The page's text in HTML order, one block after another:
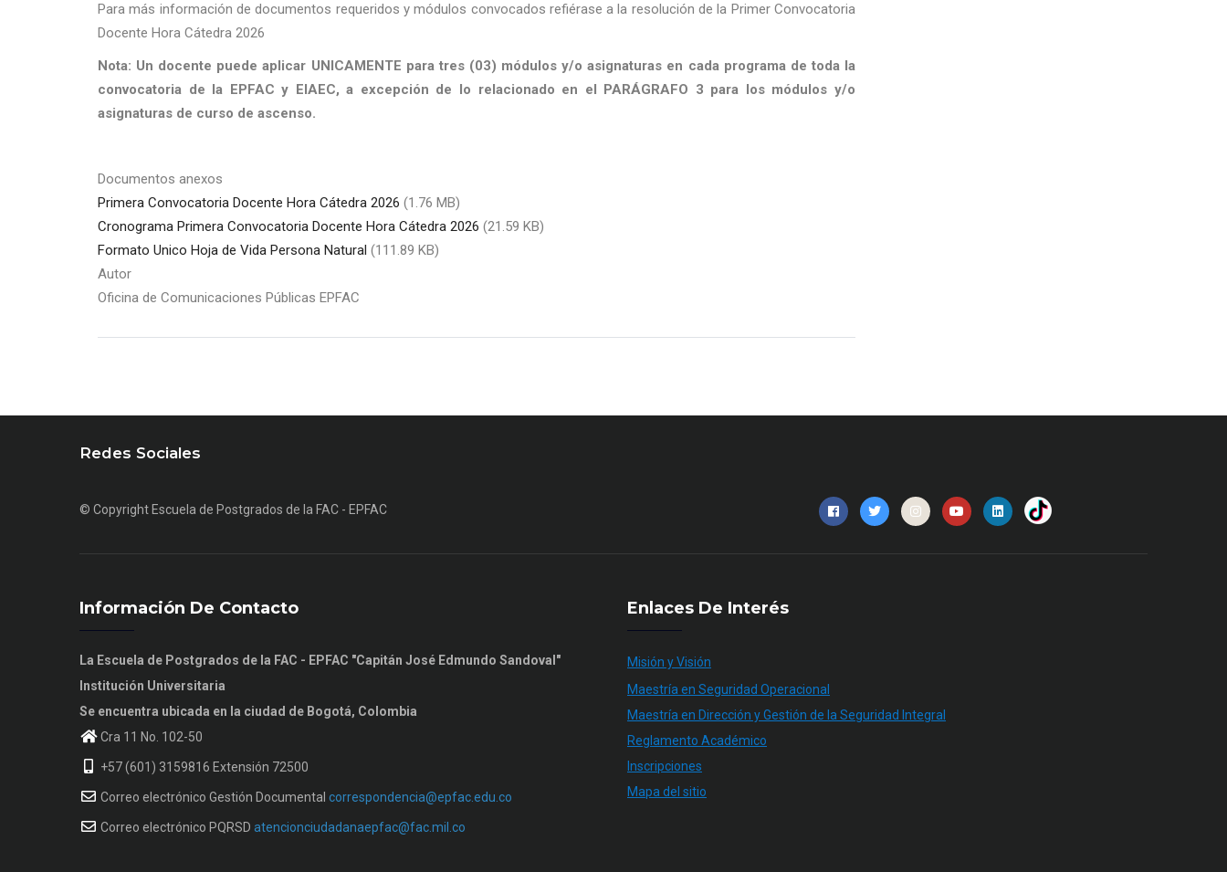
Para más información de documentos requeridos y módulos convocados refiérase a la resolución de la Primer Convocatoria
Docente Hora Cátedra 2026
Nota: Un docente puede aplicar UNICAMENTE para tres (03) módulos y/o asignaturas en cada programa de toda la
convocatoria de la EPFAC y EIAEC, a excepción de lo relacionado en el PARÁGRAFO 3 para los módulos y/o
asignaturas de curso de ascenso.
Documentos anexos
Primera Convocatoria Docente Hora Cátedra 2026 (1.76 MB)
Cronograma Primera Convocatoria Docente Hora Cátedra 2026 (21.59 KB)
Formato Unico Hoja de Vida Persona Natural (111.89 KB)
Autor
Oficina de Comunicaciones Públicas EPFAC
Redes Sociales
© Copyright Escuela de Postgrados de la FAC - EPFAC
Información De Contacto
La Escuela de Postgrados de la FAC - EPFAC "Capitán José Edmundo Sandoval"
Institución Universitaria
Se encuentra ubicada en la ciudad de Bogotá, Colombia
Cra 11 No. 102-50
+57 (601) 3159816 Extensión 72500
Correo electrónico Gestión Documental correspondencia@epfac.edu.co
Correo electrónico PQRSD atencionciudadanaepfac@fac.mil.co
Enlaces De Interés
Misión y Visión
Maestría en Seguridad Operacional
Maestría en Dirección y Gestión de la Seguridad Integral
Reglamento Académico
Inscripciones
Mapa del sitio